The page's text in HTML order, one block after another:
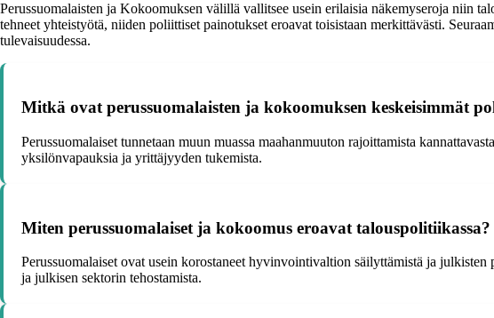
Perussuomalaisten ja Kokoomuksen välillä vallitsee usein erilaisia näkemyseroja niin
tehneet yhteistyötä, niiden poliittiset painotukset eroavat toisistaan merkittävästi.
tulevaisuudessa.
Mitkä ovat perussuomalaisten ja kokoomuksen keskeisimmät
Perussuomalaiset tunnetaan muun muassa maahanmuuton rajoittamista
yksilönvapauksia ja yrittäjyyden tukemista.
Miten perussuomalaiset ja kokoomus eroavat talouspolitiikassa?
Perussuomalaiset ovat usein korostaneet hyvinvointivaltion säilyttämistä ja
ja julkisen sektorin tehostamista.